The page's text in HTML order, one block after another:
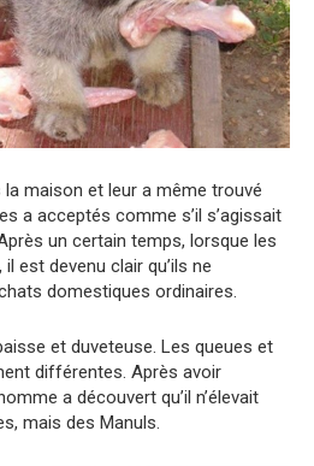
maison et leur a même trouvé
a acceptés comme s’il s’agissait
un certain temps, lorsque les
est devenu clair qu’ils ne
domestiques ordinaires.
et duveteuse. Les queues et
différentes. Après avoir
a découvert qu’il n’élevait
mais des Manuls.